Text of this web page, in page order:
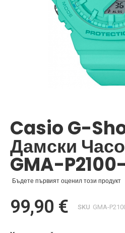
на
галерия
със
снимки
Casio G-
Дамски
GMA-
Бъдете първият оценил този продукт
99,90 € SKU GMA-